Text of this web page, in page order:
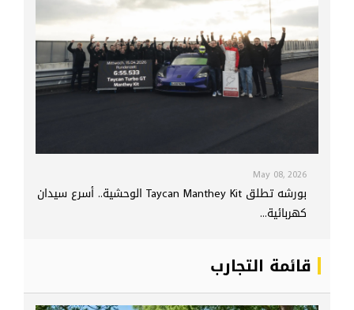
May 08, 2026
بورشه تطلق Taycan Manthey Kit الوحشية.. أسرع سيدان
كهربائية...
قائمة التجارب